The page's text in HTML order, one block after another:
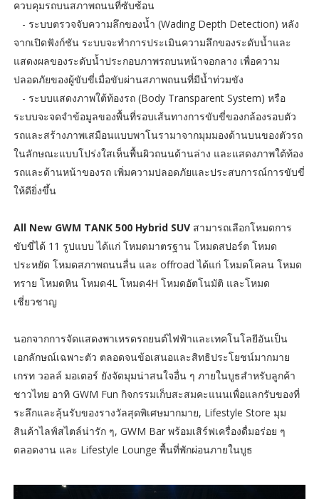
ควบคุมรถบนสภาพถนนที่ซับซ้อน
- ระบบตรวจจับความลึกของน้ำ (Wading Depth Detection) หลัง
จากเปิดฟังก์ชัน ระบบจะทำการประเมินความลึกของระดับน้ำและ
แสดงผลของระดับน้ำประกอบภาพรถบนหน้าจอกลาง เพื่อความ
ปลอดภัยของผู้ขับขี่เมื่อขับผ่านสภาพถนนที่มีน้ำท่วมขัง
- ระบบแสดงภาพใต้ท้องรถ (Body Transparent System) หรือ
ระบบจะจดจำข้อมูลของพื้นที่รอบเส้นทางการขับขี่ของกล้องรอบตัว
รถและสร้างภาพเสมือนแบบพาโนรามาจากมุมมองด้านบนของตัวรถ
ในลักษณะแบบโปร่งใสเห็นพื้นผิวถนนด้านล่าง และแสดงภาพใต้ท้อง
รถและด้านหน้าของรถ เพิ่มความปลอดภัยและประสบการณ์การขับขี่
ให้ดียิ่งขึ้น
All New GWM TANK 500 Hybrid SUV สามารถเลือกโหมดการ
ขับขี่ได้ 11 รูปแบบ ได้แก่ โหมดมาตรฐาน โหมดสปอร์ต โหมด
ประหยัด โหมดสภาพถนนลื่น และ offroad ได้แก่ โหมดโคลน โหมด
ทราย โหมดหิน โหมด4L โหมด4H โหมดอัตโนมัติ และโหมด
เชี่ยวชาญ
นอกจากการจัดแสดงพาเหรดรถยนต์ไฟฟ้าและเทคโนโลยีอันเป็น
เอกลักษณ์เฉพาะตัว ตลอดจนข้อเสนอและสิทธิประโยชน์มากมาย
เกรท วอลล์ มอเตอร์ ยังจัดมุมน่าสนใจอื่น ๆ ภายในบูธสำหรับลูกค้า
ชาวไทย อาทิ GWM Fun กิจกรรมเก็บสะสมคะแนนเพื่อแลกรับของที่
ระลึกและลุ้นรับของรางวัลสุดพิเศษมากมาย, Lifestyle Store มุม
สินค้าไลฟ์สไตล์น่ารัก ๆ, GWM Bar พร้อมเสิร์ฟเครื่องดื่มอร่อย ๆ
ตลอดงาน และ Lifestyle Lounge พื้นที่พักผ่อนภายในบูธ